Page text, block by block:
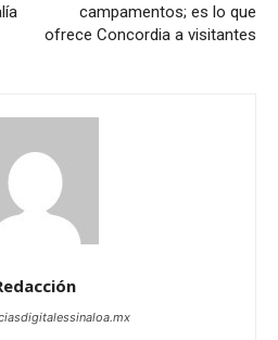
campamentos; es lo que
ofrece Concordia a visitantes